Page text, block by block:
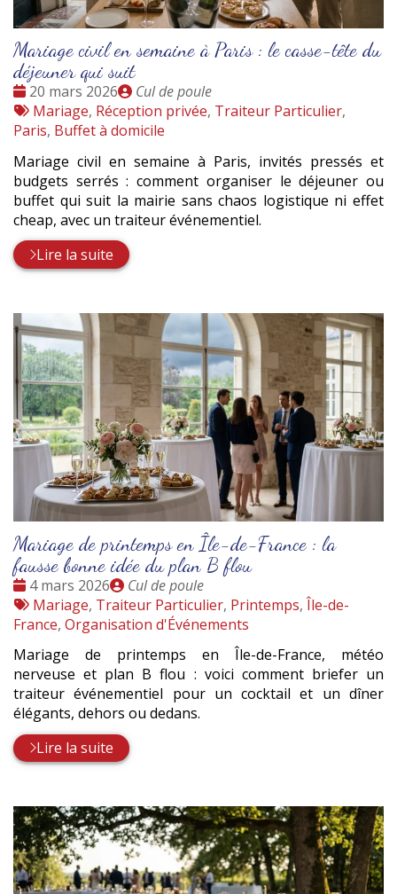
Mariage civil en semaine à Paris : le casse-tête du
déjeuner qui suit
Date
:
20 mars 2026
Publié
par
Cul de poule
Tags
:
Mariage, Réception privée, Traiteur Particulier,
Paris, Buffet à domicile
Mariage civil en semaine à Paris, invités pressés et
budgets serrés : comment organiser le déjeuner ou
buffet qui suit la mairie sans chaos logistique ni effet
cheap, avec un traiteur événementiel.
Lire la suite
Mariage de printemps en Île-de-France : la
fausse bonne idée du plan B flou
Date
:
4 mars 2026
Publié
par
Cul de poule
Tags
:
Mariage, Traiteur Particulier, Printemps, Île-de-
France, Organisation d'Événements
Mariage de printemps en Île-de-France, météo
nerveuse et plan B flou : voici comment briefer un
traiteur événementiel pour un cocktail et un dîner
élégants, dehors ou dedans.
Lire la suite